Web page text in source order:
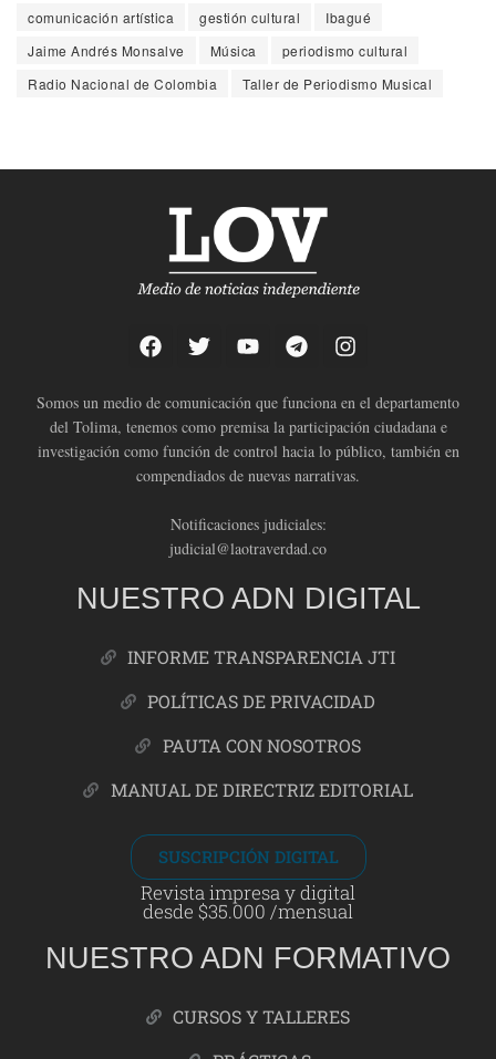
comunicación artística
gestión cultural
Ibagué
Jaime Andrés Monsalve
Música
periodismo cultural
Radio Nacional de Colombia
Taller de Periodismo Musical
Somos un medio de comunicación que funciona en el departamento
del Tolima, tenemos como premisa la participación ciudadana e
investigación como función de control hacia lo público, también en
compendiados de nuevas narrativas.
Notificaciones judiciales:
judicial@laotraverdad.co
NUESTRO ADN DIGITAL
INFORME TRANSPARENCIA JTI
POLÍTICAS DE PRIVACIDAD
PAUTA CON NOSOTROS
MANUAL DE DIRECTRIZ EDITORIAL
SUSCRIPCIÓN DIGITAL
Revista impresa y digital
desde $35.000 /mensual
NUESTRO ADN FORMATIVO
CURSOS Y TALLERES